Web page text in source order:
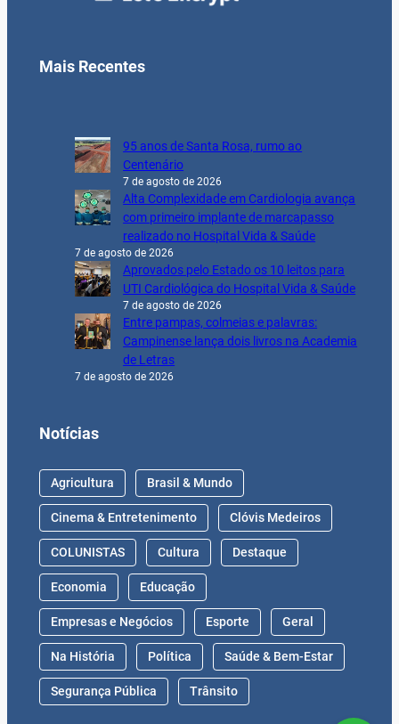
Mais Recentes
95 anos de Santa Rosa, rumo ao
Centenário
7 de agosto de 2026
Alta Complexidade em Cardiologia avança
com primeiro implante de marcapasso
realizado no Hospital Vida & Saúde
7 de agosto de 2026
Aprovados pelo Estado os 10 leitos para
UTI Cardiológica do Hospital Vida & Saúde
7 de agosto de 2026
Entre pampas, colmeias e palavras:
Campinense lança dois livros na Academia
de Letras
7 de agosto de 2026
Notícias
Agricultura Brasil & Mundo
Cinema & Entretenimento Clóvis Medeiros
COLUNISTAS Cultura Destaque
Economia Educação
Empresas e Negócios Esporte Geral
Na História Política Saúde & Bem-Estar
Segurança Pública Trânsito